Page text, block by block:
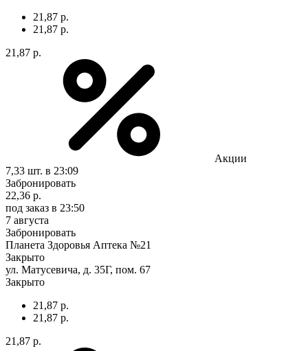
21,87 р.
21,87 р.
21,87 р.
Акции
7,33 шт. в 23:09
Забронировать
22,36 р.
под заказ в 23:50
7 августа
Забронировать
Планета Здоровья Аптека №21
Закрыто
ул. Матусевича, д. 35Г, пом. 67
Закрыто
21,87 р.
21,87 р.
21,87 р.